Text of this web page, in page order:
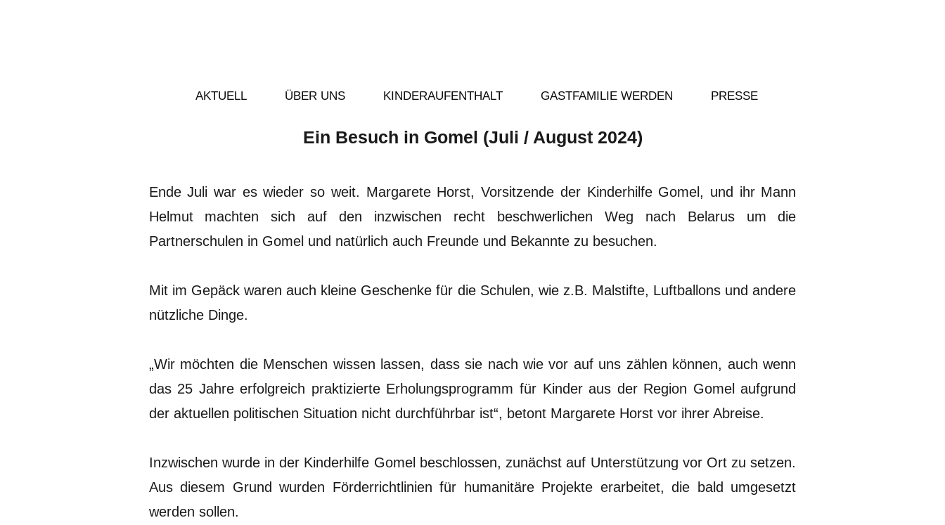
AKTUELL ÜBER UNS KINDERAUFENTHALT GASTFAMILIE WERDEN PRESSE
Ein Besuch in Gomel (Juli / August 2024)
Ende Juli war es wieder so weit. Margarete Horst, Vorsitzende der Kinderhilfe Gomel, und ihr Mann
Helmut machten sich auf den inzwischen recht beschwerlichen Weg nach Belarus um die
Partnerschulen in Gomel und natürlich auch Freunde und Bekannte zu besuchen.
Mit im Gepäck waren auch kleine Geschenke für die Schulen, wie z.B. Malstifte, Luftballons und andere
nützliche Dinge.
„Wir möchten die Menschen wissen lassen, dass sie nach wie vor auf uns zählen können, auch wenn
das 25 Jahre erfolgreich praktizierte Erholungsprogramm für Kinder aus der Region Gomel aufgrund
der aktuellen politischen Situation nicht durchführbar ist“, betont Margarete Horst vor ihrer Abreise.
Inzwischen wurde in der Kinderhilfe Gomel beschlossen, zunächst auf Unterstützung vor Ort zu setzen.
Aus diesem Grund wurden Förderrichtlinien für humanitäre Projekte erarbeitet, die bald umgesetzt
werden sollen.